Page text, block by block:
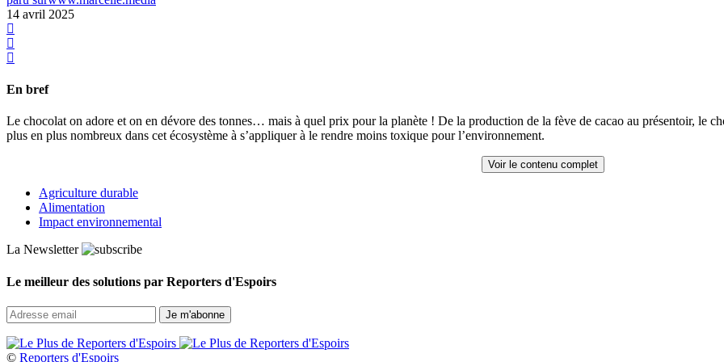
14 avril 2025
En bref
Le chocolat on adore et on en dévore des tonnes… mais à quel prix pour la planète ! De la production de la fève de cacao au présentoir, le
plus en plus nombreux dans cet écosystème à s’appliquer à le rendre moins toxique pour l’environnement.
Voir le contenu complet
Agriculture durable
Alimentation
Impact environnemental
La Newsletter
Le meilleur des solutions par Reporters d'Espoirs
© Reporters d'Espoirs